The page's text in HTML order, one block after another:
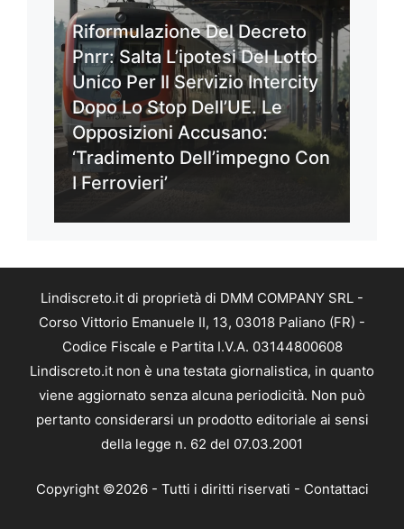
Riformulazione Del Decreto
Pnrr: Salta L’ipotesi Del Lotto
Unico Per Il Servizio Intercity
Dopo Lo Stop Dell’UE. Le
Opposizioni Accusano:
‘Tradimento Dell’impegno Con
I Ferrovieri’
Lindiscreto.it di proprietà di DMM COMPANY SRL -
Corso Vittorio Emanuele II, 13, 03018 Paliano (FR) -
Codice Fiscale e Partita I.V.A. 03144800608
Lindiscreto.it non è una testata giornalistica, in quanto
viene aggiornato senza alcuna periodicità. Non può
pertanto considerarsi un prodotto editoriale ai sensi
della legge n. 62 del 07.03.2001
Copyright ©2026 - Tutti i diritti riservati - Contattaci